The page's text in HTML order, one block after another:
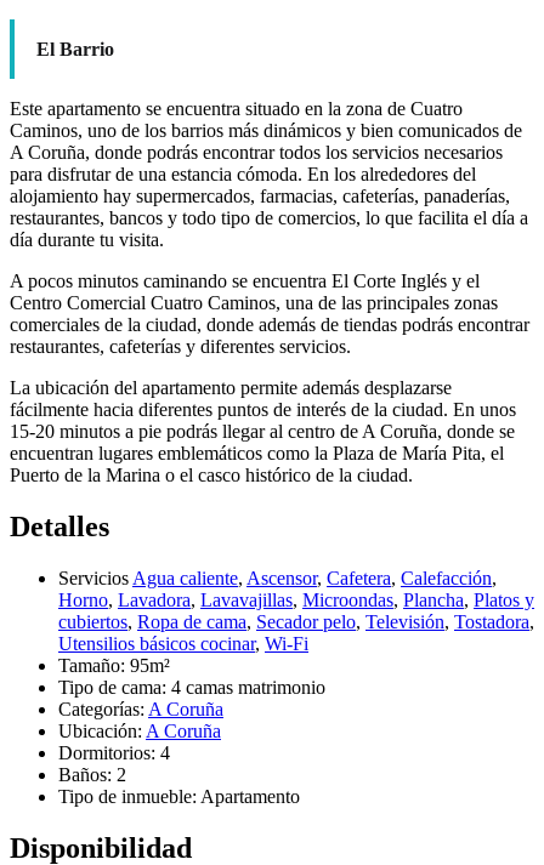
El Barrio
Este apartamento se encuentra situado en la zona de Cuatro
Caminos, uno de los barrios más dinámicos y bien comunicados de
A Coruña, donde podrás encontrar todos los servicios necesarios
para disfrutar de una estancia cómoda. En los alrededores del
alojamiento hay supermercados, farmacias, cafeterías, panaderías,
restaurantes, bancos y todo tipo de comercios, lo que facilita el día a
día durante tu visita.
A pocos minutos caminando se encuentra El Corte Inglés y el
Centro Comercial Cuatro Caminos, una de las principales zonas
comerciales de la ciudad, donde además de tiendas podrás encontrar
restaurantes, cafeterías y diferentes servicios.
La ubicación del apartamento permite además desplazarse
fácilmente hacia diferentes puntos de interés de la ciudad. En unos
15-20 minutos a pie podrás llegar al centro de A Coruña, donde se
encuentran lugares emblemáticos como la Plaza de María Pita, el
Puerto de la Marina o el casco histórico de la ciudad.
Detalles
Servicios Agua caliente, Ascensor, Cafetera, Calefacción,
Horno, Lavadora, Lavavajillas, Microondas, Plancha, Platos y
cubiertos, Ropa de cama, Secador pelo, Televisión, Tostadora,
Utensilios básicos cocinar, Wi-Fi
Tamaño: 95m²
Tipo de cama: 4 camas matrimonio
Categorías: A Coruña
Ubicación: A Coruña
Dormitorios: 4
Baños: 2
Tipo de inmueble: Apartamento
Disponibilidad